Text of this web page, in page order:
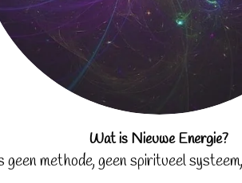
Wat is Nieuwe Energie?
geen methode, geen spiritueel